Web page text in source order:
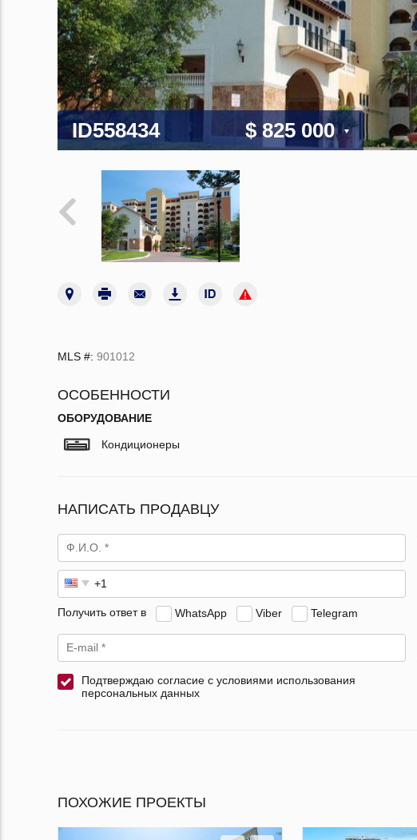
ID558434 $ 825 000
MLS #: 901012
ОСОБЕННОСТИ
ОБОРУДОВАНИЕ
Кондиционеры
НАПИСАТЬ ПРОДАВЦУ
Получить ответ в WhatsApp Viber Telegram
Подтверждаю согласие с условиями использования
персональных данных
ПОХОЖИЕ ПРОЕКТЫ